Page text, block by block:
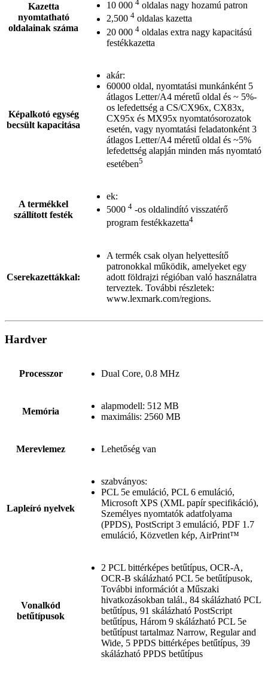
Kazetta
nyomtatható
oldalainak száma
10 000 4 oldalas nagy hozamú patron
2,500 4 oldalas kazetta
20 000 4 oldalas extra nagy kapacitású
festékkazetta
Képalkotó egység
becsült kapacitása
akár:
60000 oldal, nyomtatási munkánként 5
átlagos Letter/A4 méretű oldal és ~ 5%-
os lefedettség a CS/CX96x, CX83x,
CX95x és MX95x nyomtatósorozatok
esetén, vagy nyomtatási feladatonként 3
átlagos Letter/A4 méretű oldal és ~5%
lefedettség alapján minden más nyomtató
esetében5
A termékkel
szállított festék
ek:
5000 4 -os oldalindító visszatérő
program festékkazetta4
Cserekazettákkal:
A termék csak olyan helyettesítő
patronokkal működik, amelyeket egy
adott földrajzi régióban való használatra
terveztek. További részletek:
www.lexmark.com/regions.
Hardver
Processzor Dual Core, 0.8 MHz
Memória
alapmodell: 512 MB
maximális: 2560 MB
Merevlemez Lehetőség van
Lapleíró nyelvek
szabványos:
PCL 5e emuláció, PCL 6 emuláció,
Microsoft XPS (XML papír specifikáció),
Személyes nyomtatók adatfolyama
(PPDS), PostScript 3 emuláció, PDF 1.7
emuláció, Közvetlen kép, AirPrint™
Vonalkód
betűtípusok
2 PCL bittérképes betűtípus, OCR-A,
OCR-B skálázható PCL 5e betűtípusok,
További információt a Műszaki
hivatkozásokban talál., 84 skálázható PCL
betűtípus, 91 skálázható PostScript
betűtípus, Három 9 skálázható PCL 5e
betűtípust tartalmaz Narrow, Regular and
Wide, 5 PPDS bittérképes betűtípus, 39
skálázható PPDS betűtípus